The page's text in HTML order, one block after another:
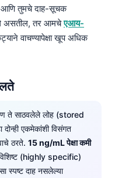
आणि तुमचे दाह-सूचक
असतील, तर आमचेएआय-
वाचण्यापेक्षा खूप अधिक
ते साठवलेले लोह (stored
दोन्ही एकमेकांशी विसंगत
ठरते. 15 ng/mL पेक्षा कमी
(highly specific)
स्पष्ट दाह नसलेल्या